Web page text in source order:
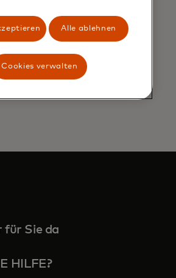
der Bürger gewinnen und
Dienste mit
bereitstellen.
für Sie da
HILFE?
Alle ablehnen
Cookies verwalten